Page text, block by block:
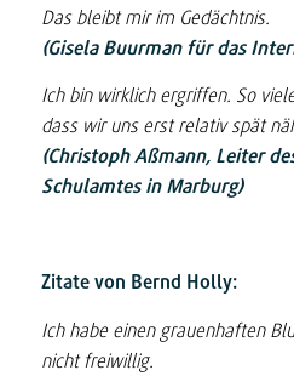
Das bleibt mir im Gedächtnis.
(Gisela Buurman für das
Ich bin wirklich ergriffen. So
dass wir uns erst relativ spät
(Christoph Aßmann, Leiter
Schulamtes in Marburg)
Zitate von Bernd Holly:
Ich habe einen grauenhaften
nicht freiwillig.